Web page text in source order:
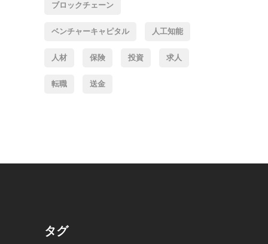
ブロックチェーン
ベンチャーキャピタル 人工知能
人材 保険 投資 求人
転職 送金
タグ